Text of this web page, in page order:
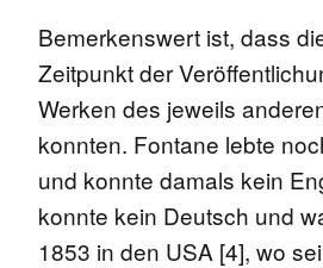
Bemerkenswert ist, dass
Zeitpunkt der
Werken des jeweils
konnten. Fontane lebte
und konnte damals kein
konnte kein Deutsch und
1853 in den USA [4], wo